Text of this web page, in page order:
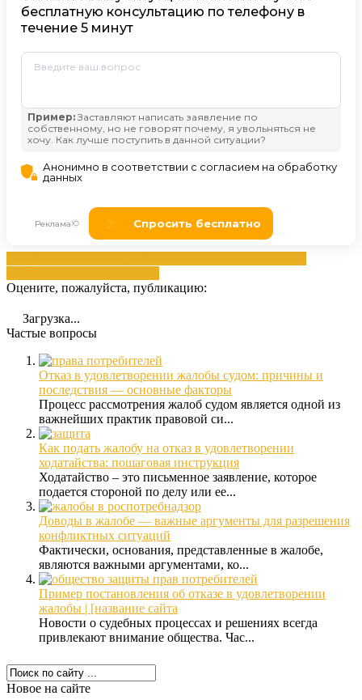
Оцените, пожалуйста, публикацию:
Загрузка...
Частые вопросы
Отказ в удовлетворении жалобы судом: причины и
последствия — основные факторы
Процесс рассмотрения жалоб судом является одной из
важнейших практик правовой си...
Как подать жалобу на отказ в удовлетворении
ходатайства: пошаговая инструкция
Ходатайство – это письменное заявление, которое
подается стороной по делу или ее...
Доводы в жалобе — важные аргументы для разрешения
конфликтных ситуаций
Фактически, основания, представленные в жалобе,
являются важными аргументами, ко...
Пример постановления об отказе в удовлетворении
жалобы | [название сайта
Новости о судебных процессах и решениях всегда
привлекают внимание общества. Час...
Новое на сайте